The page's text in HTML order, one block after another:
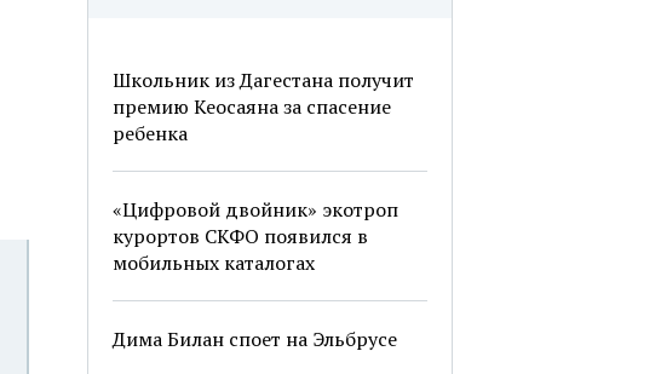
Школьник из Дагестана получит
премию Кеосаяна за спасение
ребенка
«Цифровой двойник» экотроп
курортов СКФО появился в
мобильных каталогах
Дима Билан споет на Эльбрусе